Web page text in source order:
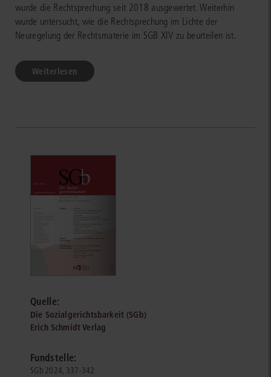
wurde die Rechtsprechung seit 2018 ausgewertet. Weiterhin
wurde untersucht, wie die Rechtsprechung im Lichte der
Neuregelung der Rechtsmaterie im SGB XIV zu beurteilen ist.
Weiterlesen
Quelle:
Die Sozialgerichtsbarkeit (SGb)
Erich Schmidt Verlag
Fundstelle:
SGb 2024, 337-342